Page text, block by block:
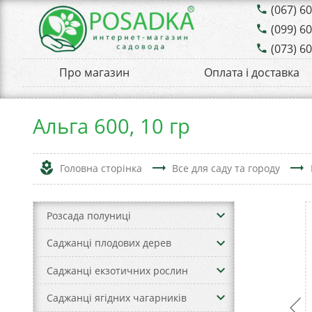
phone (067)
phone (099)
phone (073)
Про магазин
Оплата і доставка
Альга 600, 10 гр
local_florist Головна сторінка trending_flat Все для саду та городу trending_flat
Розсада полуниці keyboard_arrow_down
Саджанці плодових дерев keyboard_arrow_down
Саджанці екзотичних рослин keyboard_arrow_down
Саджанці ягідних чагарників keyboard_arrow_down